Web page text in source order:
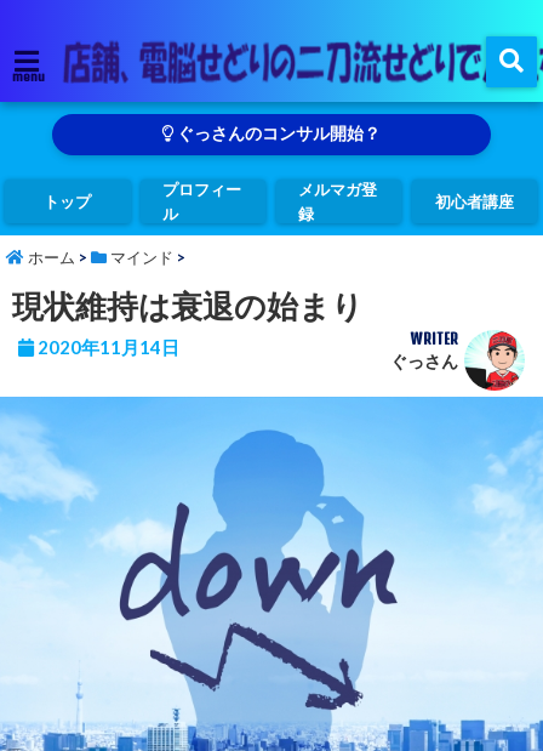
menu
ぐっさんのコンサル開始？
トップ
プロフィー
ル
メルマガ登
録
初心者講座
ホーム > マインド >
現状維持は衰退の始まり
2020年11月14日 WRITER
ぐっさん